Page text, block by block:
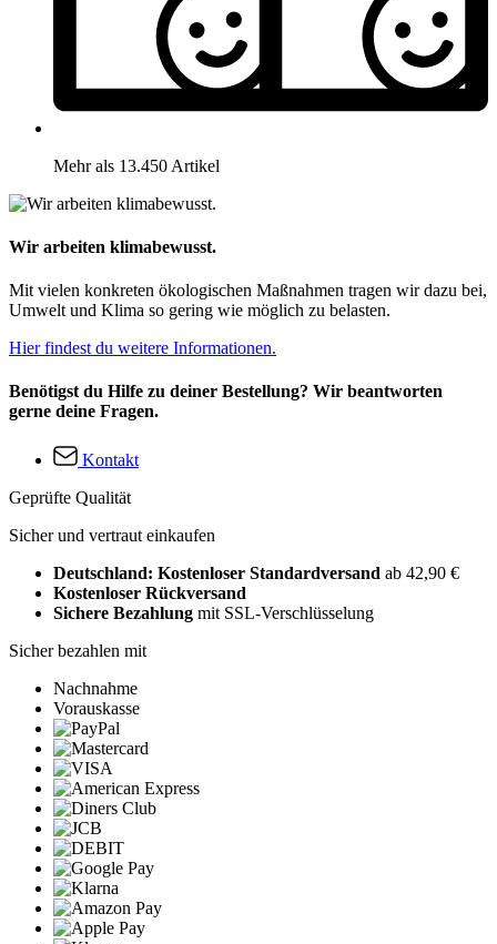
Mehr als 13.450 Artikel
Wir arbeiten klimabewusst.
Mit vielen konkreten ökologischen Maßnahmen tragen wir dazu bei,
Umwelt und Klima so gering wie möglich zu belasten.
Hier findest du weitere Informationen.
Benötigst du Hilfe zu deiner Bestellung? Wir beantworten
gerne deine Fragen.
Kontakt
Geprüfte Qualität
Sicher und vertraut einkaufen
Deutschland: Kostenloser Standardversand ab 42,90 €
Kostenloser Rückversand
Sichere Bezahlung mit SSL-Verschlüsselung
Sicher bezahlen mit
Nachnahme
Vorauskasse